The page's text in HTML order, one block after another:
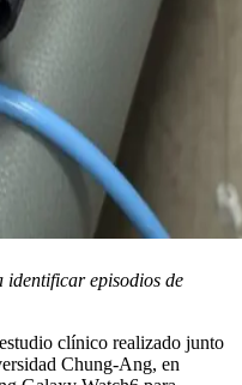
identificar episodios de
clínico realizado junto
Chung-Ang, en